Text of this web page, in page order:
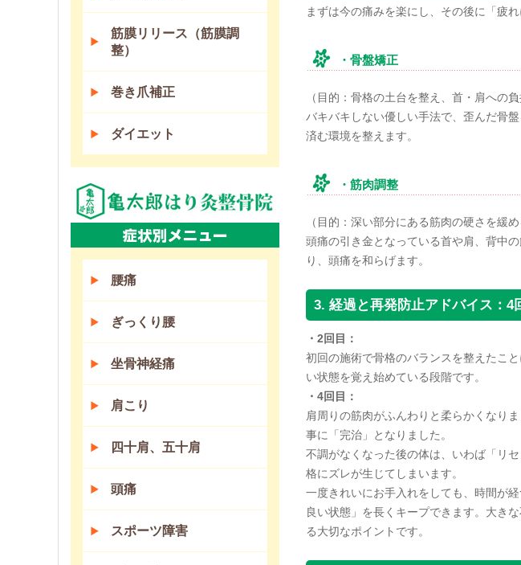
まずは今の痛みを楽にし、その後に「疲
・骨盤矯正
（目的：骨格の土台を整え、首・肩への負
バキバキしない優しい手法で、歪んだ骨
済む環境を整えます。
・筋肉調整
（目的：深い部分にある筋肉の硬さを緩め
頭痛の引き金となっている首や肩、背中
り、頭痛を和らげます。
3. 経過と再発防止アドバイス：4
・2回目：
初回の施術で骨格のバランスを整えたこ
い状態を覚え始めている段階です。
・4回目：
肩周りの筋肉がふんわりと柔らかくなり
事に「完治」となりました。
不調がなくなった後の体は、いわば「リ
格にズレが生じてしまいます。
一度きれいにお手入れをしても、時間が
良い状態」を長くキープできます。大き
る大切なポイントです。
筋膜リリース（筋膜調
整）
巻き爪補正
ダイエット
腰痛
ぎっくり腰
坐骨神経痛
肩こり
四十肩、五十肩
頭痛
スポーツ障害